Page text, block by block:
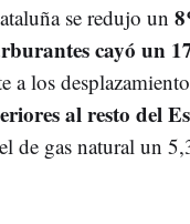
se redujo un
cayó un
los
al resto del
de gas natural un